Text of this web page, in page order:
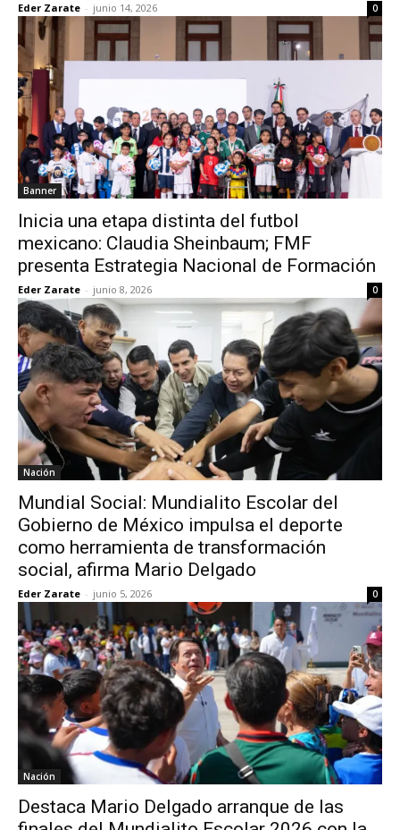
Eder Zarate - junio 14, 2026 0
Banner
Inicia una etapa distinta del futbol
mexicano: Claudia Sheinbaum; FMF
presenta Estrategia Nacional de Formación
Eder Zarate - junio 8, 2026 0
Nación
Mundial Social: Mundialito Escolar del
Gobierno de México impulsa el deporte
como herramienta de transformación
social, afirma Mario Delgado
Eder Zarate - junio 5, 2026 0
Nación
Destaca Mario Delgado arranque de las